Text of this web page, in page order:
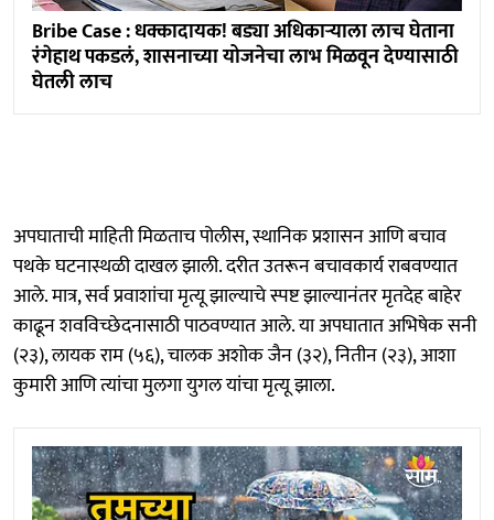
Bribe Case : धक्कादायक! बड्या अधिकाऱ्याला लाच घेताना
रंगेहाथ पकडलं, शासनाच्या योजनेचा लाभ मिळवून देण्यासाठी
घेतली लाच
अपघाताची माहिती मिळताच पोलीस, स्थानिक प्रशासन आणि बचाव
पथके घटनास्थळी दाखल झाली. दरीत उतरून बचावकार्य राबवण्यात
आले. मात्र, सर्व प्रवाशांचा मृत्यू झाल्याचे स्पष्ट झाल्यानंतर मृतदेह बाहेर
काढून शवविच्छेदनासाठी पाठवण्यात आले. या अपघातात अभिषेक सनी
(२३), लायक राम (५६), चालक अशोक जैन (३२), नितीन (२३), आशा
कुमारी आणि त्यांचा मुलगा युगल यांचा मृत्यू झाला.